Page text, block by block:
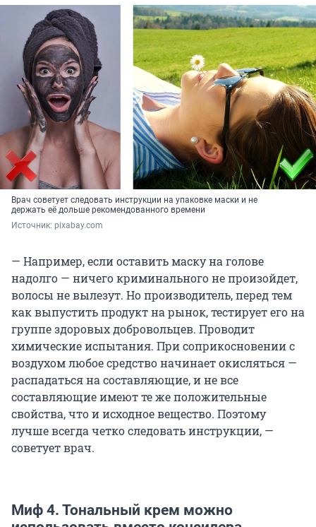
Врач советует следовать инструкции на упаковке маски и не
держать её дольше рекомендованного времени
Источник: pixabay.com
— Например, если оставить маску на голове
надолго — ничего криминального не произойдет,
волосы не вылезут. Но производитель, перед тем
как выпустить продукт на рынок, тестирует его на
группе здоровых добровольцев. Проводит
химические испытания. При соприкосновении с
воздухом любое средство начинает окисляться —
распадаться на составляющие, и не все
составляющие имеют те же положительные
свойства, что и исходное вещество. Поэтому
лучше всегда четко следовать инструкции, —
советует врач.
Миф 4. Тональный крем можно